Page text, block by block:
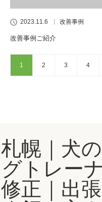
2023.11.6 改善事例
改善事例ご紹介
1 2 3 4
札幌｜犬
グトレー
修正｜出